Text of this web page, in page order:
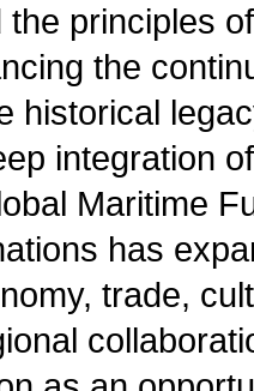
principles
the
historical
integration
Maritime
has
trade,